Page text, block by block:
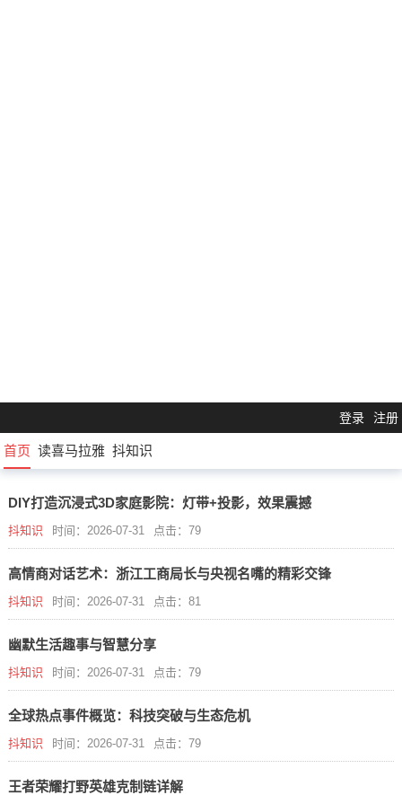
登录 注册
首页 读喜马拉雅 抖知识
DIY打造沉浸式3D家庭影院：灯带+投影，效果震撼
抖知识 时间：2026-07-31 点击：79
高情商对话艺术：浙江工商局长与央视名嘴的精彩交锋
抖知识 时间：2026-07-31 点击：81
幽默生活趣事与智慧分享
抖知识 时间：2026-07-31 点击：79
全球热点事件概览：科技突破与生态危机
抖知识 时间：2026-07-31 点击：79
王者荣耀打野英雄克制链详解